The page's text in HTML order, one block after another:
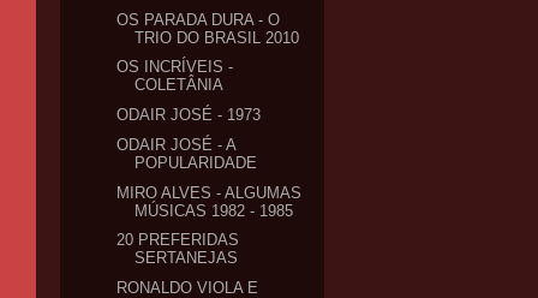
OS PARADA DURA - O
TRIO DO BRASIL 2010
OS INCRÍVEIS -
COLETÂNIA
ODAIR JOSÉ - 1973
ODAIR JOSÉ - A
POPULARIDADE
MIRO ALVES - ALGUMAS
MÚSICAS 1982 - 1985
20 PREFERIDAS
SERTANEJAS
RONALDO VIOLA E